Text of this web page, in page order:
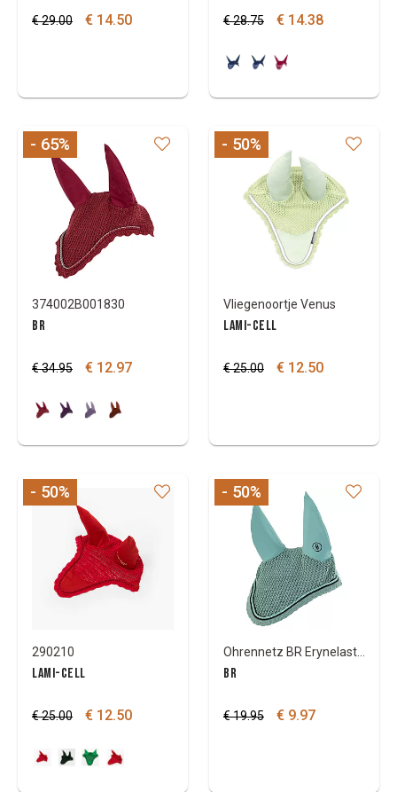
€ 29.00 € 14.50 € 28.75 € 14.38
374002B001830
BR
€ 34.95 € 12.97
- 65%
Vliegenoortje Venus
LAMI-CELL
€ 25.00 € 12.50
- 50%
290210
LAMI-CELL
€ 25.00 € 12.50
- 50%
BR
€ 19.95 € 9.97
- 50%